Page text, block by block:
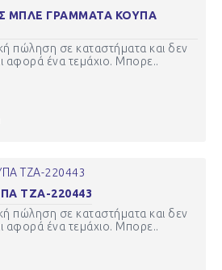
ΜΠΛΕ ΓΡΑΜΜΑΤΑ ΚΟΥΠΑ
πώληση σε καταστήματα και δεν
αφορά ένα τεμάχιο. Μπορε..
ΤΖΑ-220443
πώληση σε καταστήματα και δεν
αφορά ένα τεμάχιο. Μπορε..